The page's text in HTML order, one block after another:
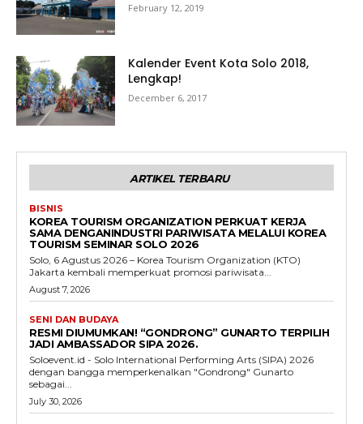
February 12, 2019
Kalender Event Kota Solo 2018,
Lengkap!
December 6, 2017
ARTIKEL TERBARU
BISNIS
KOREA TOURISM ORGANIZATION PERKUAT KERJA
SAMA DENGANINDUSTRI PARIWISATA MELALUI KOREA
TOURISM SEMINAR SOLO 2026
Solo, 6 Agustus 2026 – Korea Tourism Organization (KTO)
Jakarta kembali memperkuat promosi pariwisata...
August 7, 2026
SENI DAN BUDAYA
RESMI DIUMUMKAN! “GONDRONG” GUNARTO TERPILIH
JADI AMBASSADOR SIPA 2026.
Soloevent.id - Solo International Performing Arts (SIPA) 2026
dengan bangga memperkenalkan "Gondrong" Gunarto
sebagai...
July 30, 2026